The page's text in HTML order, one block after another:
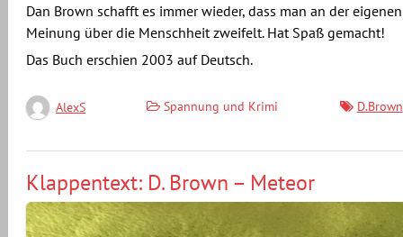
Dan Brown schafft es immer wieder, dass man an der eigenen
Meinung über die Menschheit zweifelt. Hat Spaß gemacht!
Das Buch erschien 2003 auf Deutsch.
AlexS Spannung und Krimi D.Brown
Klappentext: D. Brown – Meteor